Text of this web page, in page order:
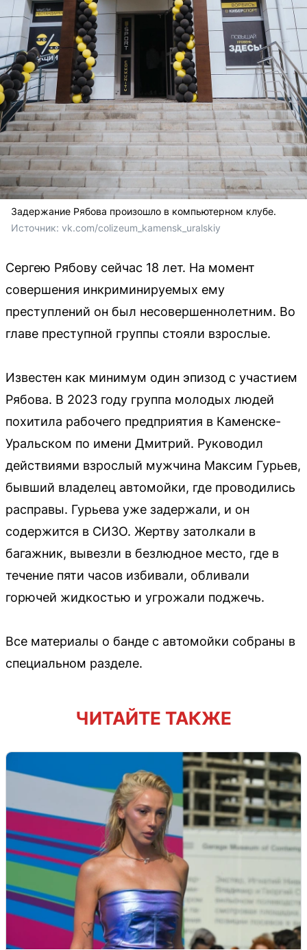
Задержание Рябова произошло в компьютерном клубе.
Источник: vk.com/colizeum_kamensk_uralskiy
Сергею Рябову сейчас 18 лет. На момент
совершения инкриминируемых ему
преступлений он был несовершеннолетним. Во
главе преступной группы стояли взрослые.
Известен как минимум один эпизод с участием
Рябова. В 2023 году группа молодых людей
похитила рабочего предприятия в Каменске-
Уральском по имени Дмитрий. Руководил
действиями взрослый мужчина Максим Гурьев,
бывший владелец автомойки, где проводились
расправы. Гурьева уже задержали, и он
содержится в СИЗО. Жертву затолкали в
багажник, вывезли в безлюдное место, где в
течение пяти часов избивали, обливали
горючей жидкостью и угрожали поджечь.
Все материалы о банде с автомойки собраны в
специальном разделе.
ЧИТАЙТЕ ТАКЖЕ